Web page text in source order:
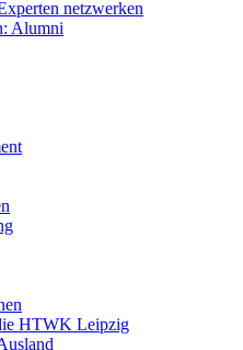
netzwerken
Alumni
HTWK Leipzig